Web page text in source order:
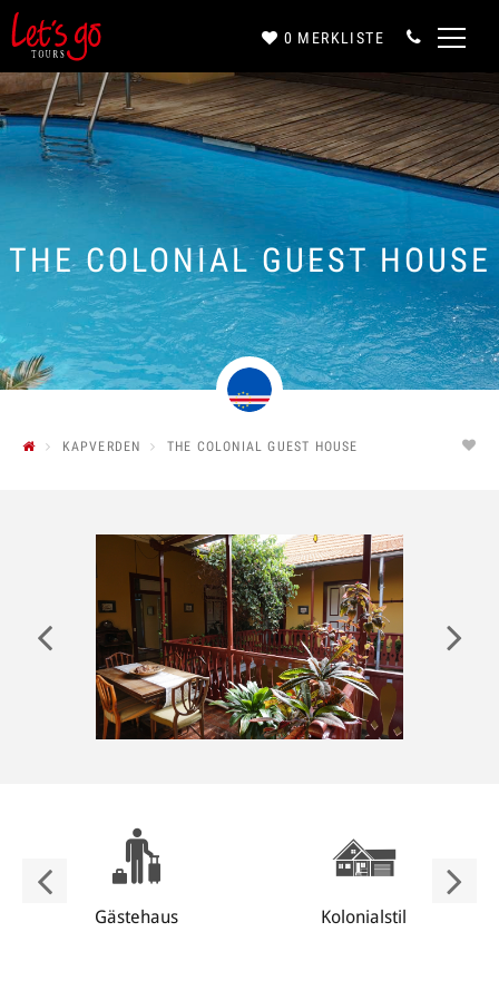
0 MERKLISTE
THE COLONIAL GUEST HOUSE
KAPVERDEN THE COLONIAL GUEST HOUSE
Gästehaus Kolonialstil
Anrede*
Vorname*
Nachname*
ANMELDEN